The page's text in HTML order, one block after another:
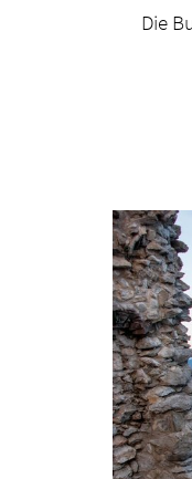
Die